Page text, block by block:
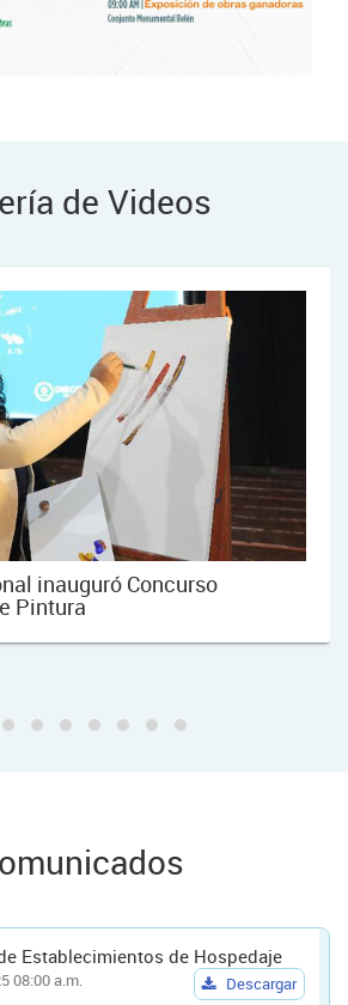
de Videos
de Pintura con un
Establecimientos de Hospedaje
08:00 a.m. Descargar